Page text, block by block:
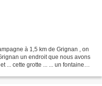
à 1,5 km de Grignan , on
un endroit que nous avons
... cette grotte ... ... un fontaine